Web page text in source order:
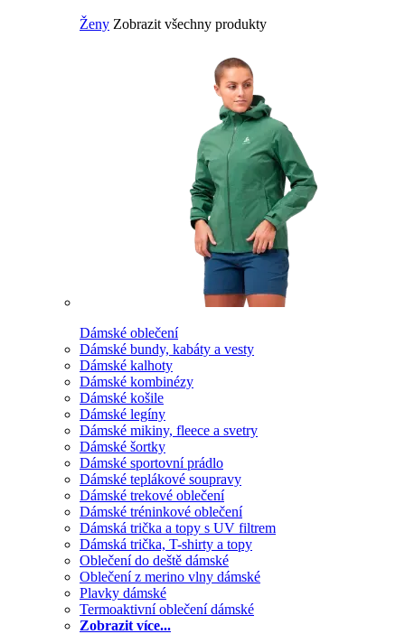
Ženy Zobrazit všechny produkty
Dámské oblečení
Dámské bundy, kabáty a vesty
Dámské kalhoty
Dámské kombinézy
Dámské košile
Dámské legíny
Dámské mikiny, fleece a svetry
Dámské šortky
Dámské sportovní prádlo
Dámské teplákové soupravy
Dámské trekové oblečení
Dámské tréninkové oblečení
Dámská trička a topy s UV filtrem
Dámská trička, T-shirty a topy
Oblečení do deště dámské
Oblečení z merino vlny dámské
Plavky dámské
Termoaktivní oblečení dámské
Zobrazit více...